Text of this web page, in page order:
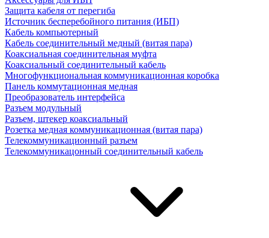
Защита кабеля от перегиба
Источник бесперебойного питания (ИБП)
Кабель компьютерный
Кабель соединительный медный (витая пара)
Коаксиальная соединительная муфта
Коаксиальный соединительный кабель
Многофункциональная коммуникационная коробка
Панель коммутационная медная
Преобразователь интерфейса
Разъем модульный
Разъем, штекер коаксиальный
Розетка медная коммуникационная (витая пара)
Телекоммуникационный разъем
Телекоммуникацонный соединительный кабель